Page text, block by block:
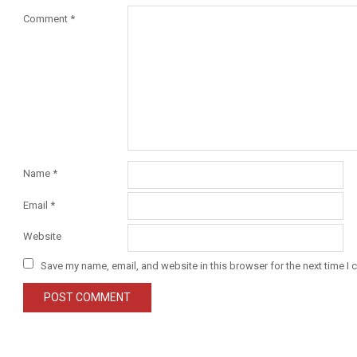
Comment *
Name *
Email *
Website
Save my name, email, and website in this browser for the next time I